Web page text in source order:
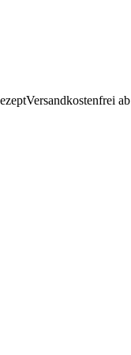
Versandkostenfrei